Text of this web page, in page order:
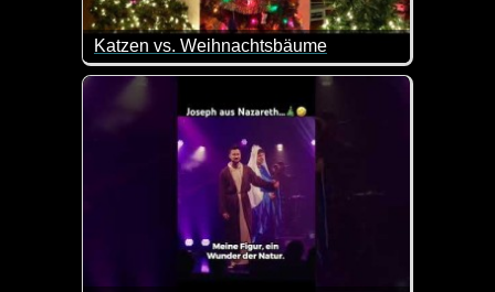
Katzen vs. Weihnachtsbäume